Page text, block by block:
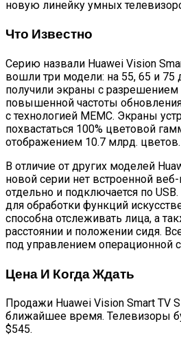
новую линейку умных
Что Известно
Серию назвали Huawei Vision
вошли три модели: на 55, 65 и
получили экраны с
повышенной частоты
с технологией MEMC. Экраны
похвастаться 100% цветовой
отображением 10.7 млрд. цветов.
В отличие от других моделей
новой серии нет встроенной
отдельно и подключается по
для обработки функций
способна отслеживать лица, а
расстоянии и положении сидя.
под управлением операционной
Цена И Когда Ждать
Продажи Huawei Vision Smart TV
ближайшее время. Телевизоры
$545.